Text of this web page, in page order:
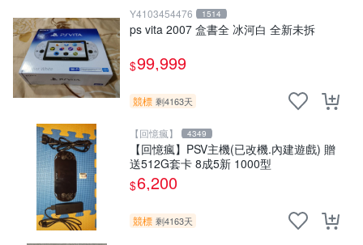
Y4103454476 1514
ps vita 2007 盒書全 冰河白 全新未拆
$99,999
競標 剩4163天
【回憶瘋】 4349
【回憶瘋】PSV主機(已改機.內建遊戲) 贈
送512G套卡 8成5新 1000型
$6,200
競標 剩4163天